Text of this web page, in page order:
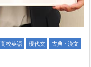
高校英語 現代文 古典・漢文